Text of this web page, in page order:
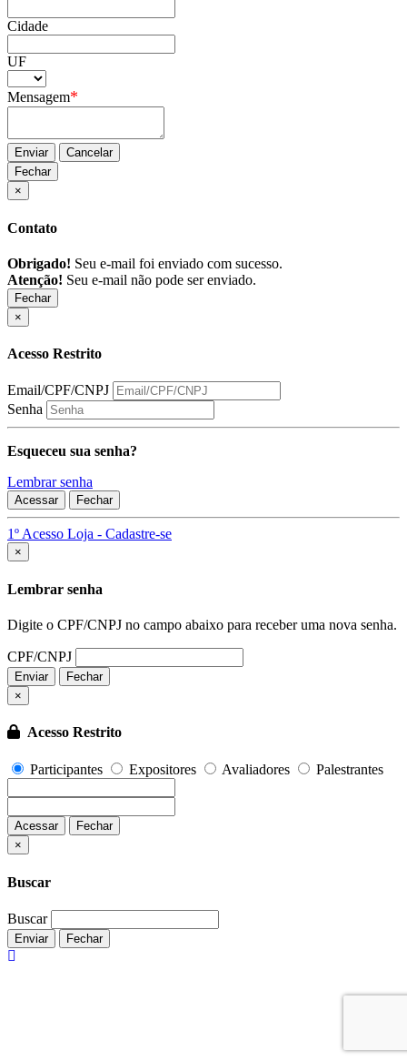
Cidade
UF
Mensagem*
Enviar
Cancelar
Fechar
×
Contato
Obrigado! Seu e-mail foi enviado com sucesso.
Atenção! Seu e-mail não pode ser enviado.
Fechar
×
Acesso Restrito
Email/CPF/CNPJ
Senha
Esqueceu sua senha?
Lembrar senha
Acessar Fechar
1º Acesso Loja - Cadastre-se
×
Lembrar senha
Digite o CPF/CNPJ no campo abaixo para receber uma nova senha.
CPF/CNPJ
Enviar
Fechar
×
Acesso Restrito
Participantes Expositores Avaliadores Palestrantes
Acessar
Fechar
×
Buscar
Buscar
Enviar Fechar